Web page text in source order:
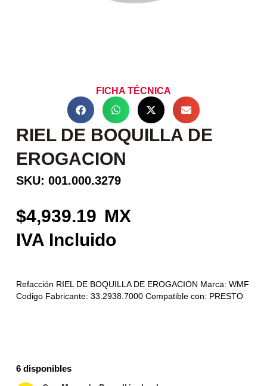
FICHA TÉCNICA
RIEL DE BOQUILLA DE
EROGACION
SKU: 001.000.3279
4,939.19
Refacción RIEL DE BOQUILLA DE EROGACION Marca: WMF
Codigo Fabricante: 33.2938.7000 Compatible con: PRESTO
6 disponibles